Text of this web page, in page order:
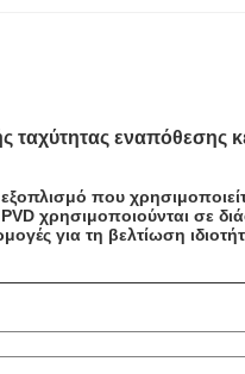
εναπόθεσης
που
χρησιμοποιούνται σε
για τη βελτίωση